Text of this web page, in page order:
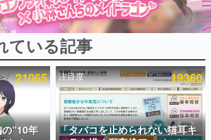
プ
れている記事ランキング
ている記事
21065
の“10年
注目度 19360
「タバコを止められない猫耳キ